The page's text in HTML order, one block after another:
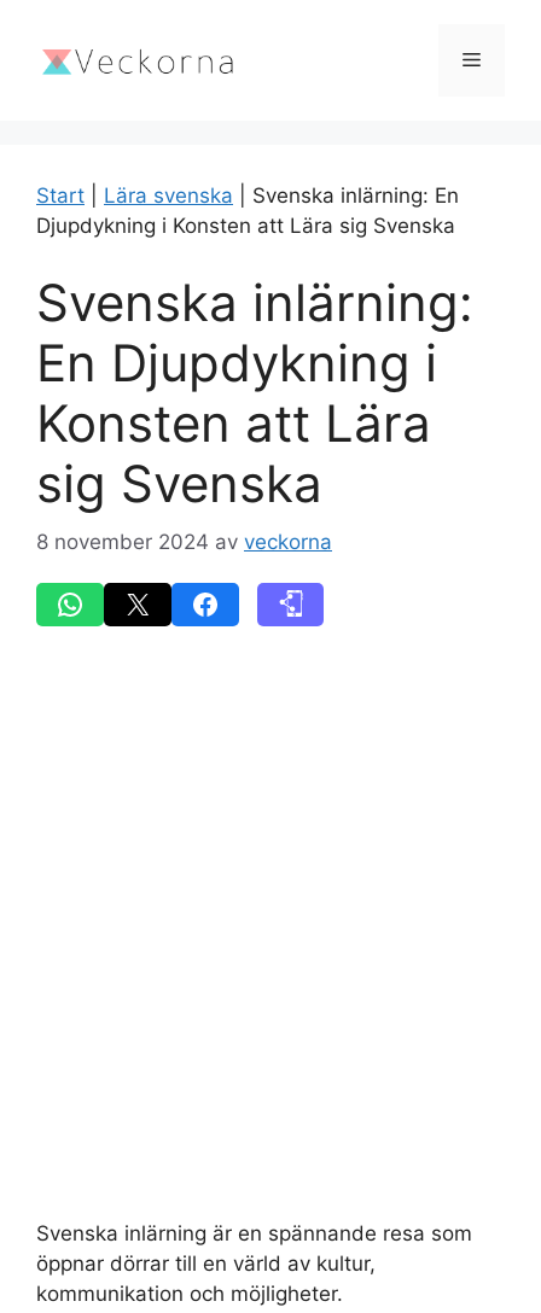
innehåll
Meny
Start Lära svenska
Svenska inlärning: En
Djupdykning i Konsten att Lära sig Svenska
Svenska inlärning:
En Djupdykning i
Konsten att Lära
sig Svenska
8 november 2024 av veckorna
Dela på WhatsApp
Skicka denna sida med e-post Dela på Facebook
Svenska inlärning är en spännande resa som
öppnar dörrar till en värld av kultur,
kommunikation och möjligheter.